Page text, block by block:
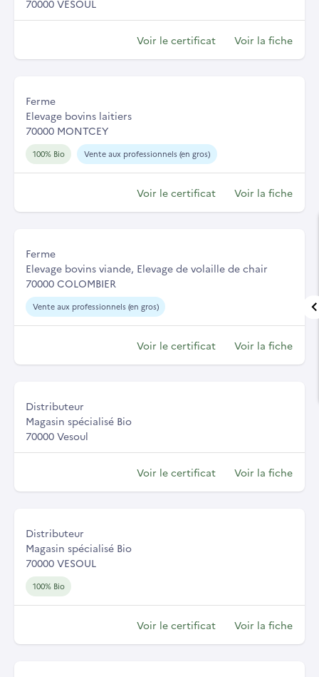
70000 VESOUL
Voir le certificat Voir la fiche
Ferme
Elevage bovins laitiers
70000 MONTCEY
100% Bio Vente aux professionnels (en gros)
Voir le certificat Voir la fiche
Ferme
Elevage bovins viande, Elevage de volaille de chair
70000 COLOMBIER
Vente aux professionnels (en gros)
Voir le certificat Voir la fiche
Distributeur
Magasin spécialisé Bio
70000 Vesoul
Voir le certificat Voir la fiche
Distributeur
Magasin spécialisé Bio
70000 VESOUL
100% Bio
Voir le certificat Voir la fiche